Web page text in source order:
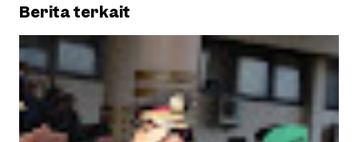
Berita terkait